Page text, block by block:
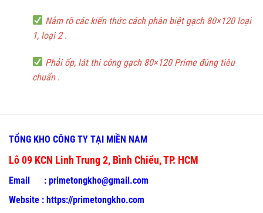
Nắm rõ các kiến thức cách phân biệt gạch 80×120 loại
1, loại 2.
Phải ốp, lát thi công gạch 80×120 Prime đúng tiêu
chuẩn.
TỔNG KHO CÔNG TY TẠI MIỀN NAM
Lô 09 KCN Linh Trung 2, Bình Chiểu, TP. HCM
Email : primetongkho@gmail.com
Website : https://primetongkho.com